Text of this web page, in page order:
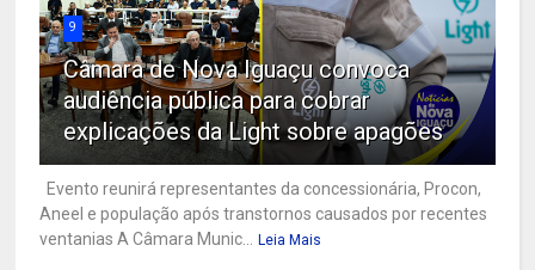
9
Câmara de Nova Iguaçu convoca
audiência pública para cobrar
explicações da Light sobre apagões
Evento reunirá representantes da concessionária, Procon,
Aneel e população após transtornos causados por recentes
ventanias A Câmara Munic...
Leia Mais